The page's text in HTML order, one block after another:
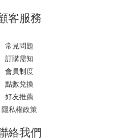
客服務
常見問題
訂購需知
會員制度
點數兌換
好友推薦
隱私權政策
絡我們